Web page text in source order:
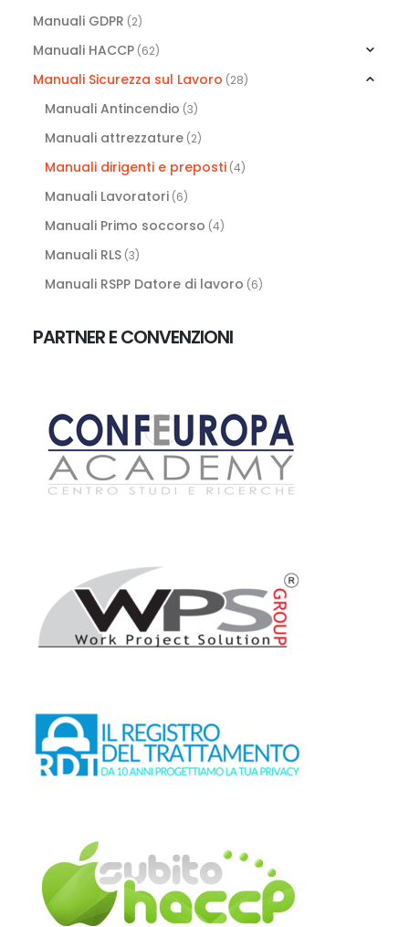
Manuali GDPR (2)
Manuali HACCP (62)
Manuali Sicurezza sul Lavoro (28)
Manuali Antincendio (3)
Manuali attrezzature (2)
Manuali dirigenti e preposti (4)
Manuali Lavoratori (6)
Manuali Primo soccorso (4)
Manuali RLS (3)
Manuali RSPP Datore di lavoro (6)
PARTNER E CONVENZIONI